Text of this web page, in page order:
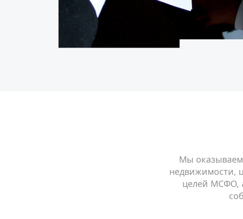
Мы оказываем
недвижимости,
целей МСФО,